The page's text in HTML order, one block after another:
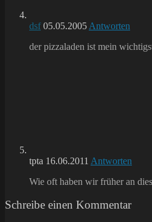
dsf 05.05.2005 Antworten
der pizzaladen ist mein
tpta 16.06.2011 Antworten
Wie oft haben wir früher an
Schreibe einen Kommentar